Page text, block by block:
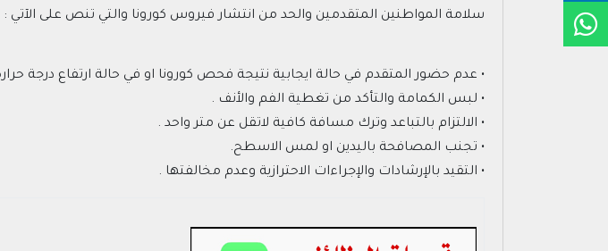
سلامة المواطنين المتقدمين والحد من انتشار فيروس كورونا والتي تنص على الآتي :
• عدم حضور المتقدم في حالة ايجابية نتيجة فحص كورونا او في حالة ارتفاع درجة
• لبس الكمامة والتأكد من تغطية الفم والأنف .
• الالتزام بالتباعد وترك مسافة كافية لاتقل عن متر واحد .
• تجنب المصافحة باليدين او لمس الاسطح.
• التقيد بالإرشادات والإجراءات الاحترازية وعدم مخالفتها .